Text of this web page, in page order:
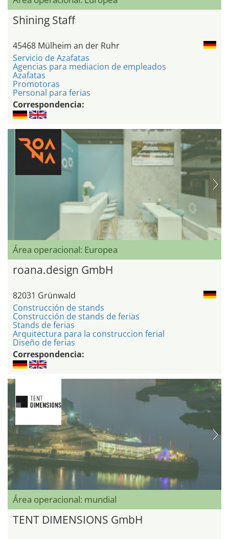
Shining Staff
45468 Mülheim an der Ruhr
Servicio de Azafatas
Agencias para mediacion de empleados
Azafatas
Promotoras
Personal para ferias
Correspondencia:
Área operacional: Europea
roana.design GmbH
82031 Grünwald
Construcción de stands
Construcción de stands de ferias
Stands de ferias
Arquitectura para la construccion ferial
Diseño de ferias
Correspondencia:
Área operacional: mundial
TENT DIMENSIONS GmbH